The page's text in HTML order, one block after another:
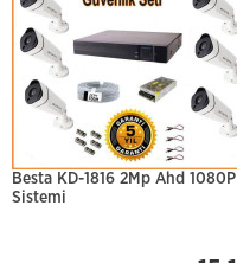
Besta KD-1816 2Mp Ahd
Sistemi